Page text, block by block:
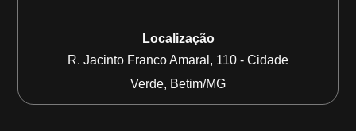
Localização
R. Jacinto Franco Amaral, 110 - Cidade
Verde, Betim/MG